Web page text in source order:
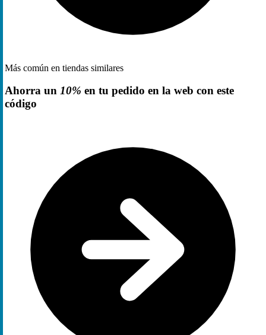
Más común en tiendas similares
Ahorra un 10% en tu pedido en la web con este
código